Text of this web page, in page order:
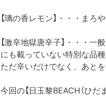
【璃の香レモン】・・・まろ
【激辛地獄唐辛子】・・・
にも載っていない特別な品種
ただ辛いだけでなく、あと
今回の【日玉黎BEACH（ひだ